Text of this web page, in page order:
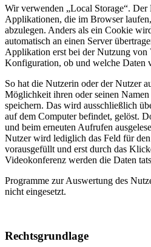
Wir verwenden „Local Storage“. Der
Applikationen, die im Browser
abzulegen. Anders als ein Cookie
automatisch an einen Server
Applikation erst bei der Nutzung von
Konfiguration, ob und welche Daten
So hat die Nutzerin oder der Nutzer
Möglichkeit ihren oder seinen
speichern. Das wird ausschließlich
auf dem Computer befindet, gelöst.
und beim erneuten Aufrufen
Nutzer wird lediglich das Feld für
vorausgefüllt und erst durch das
Videokonferenz werden die Daten
Programme zur Auswertung des
nicht eingesetzt.
Rechtsgrundlage